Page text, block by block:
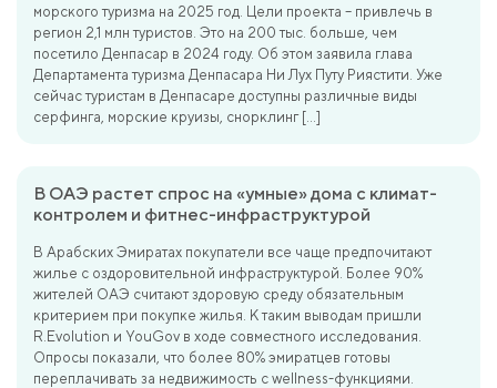
морского туризма на 2025 год. Цели проекта – привлечь в
регион 2,1 млн туристов. Это на 200 тыс. больше, чем
посетило Денпасар в 2024 году. Об этом заявила глава
Департамента туризма Денпасара Ни Лух Путу Риястити. Уже
сейчас туристам в Денпасаре доступны различные виды
серфинга, морские круизы, снорклинг […]
В ОАЭ растет спрос на «умные» дома с климат-
контролем и фитнес-инфраструктурой
В Арабских Эмиратах покупатели все чаще предпочитают
жилье с оздоровительной инфраструктурой. Более 90%
жителей ОАЭ считают здоровую среду обязательным
критерием при покупке жилья. К таким выводам пришли
R.Evolution и YouGov в ходе совместного исследования.
Опросы показали, что более 80% эмиратцев готовы
переплачивать за недвижимость с wellness-функциями.